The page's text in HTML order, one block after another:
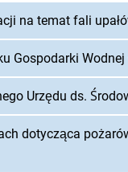
na temat fali
Gospodarki
Urzędu ds.
dotycząca